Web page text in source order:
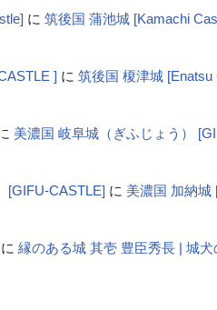
に 筑後国 蒲池城 [Kamachi
] に 筑後国 榎津城 [Enatsu
美濃国 岐阜城（ぎふじょう）
[GIFU-CASTLE] に 美濃国 加納城
に 縁のある城 其壱 豊臣秀長 | 城